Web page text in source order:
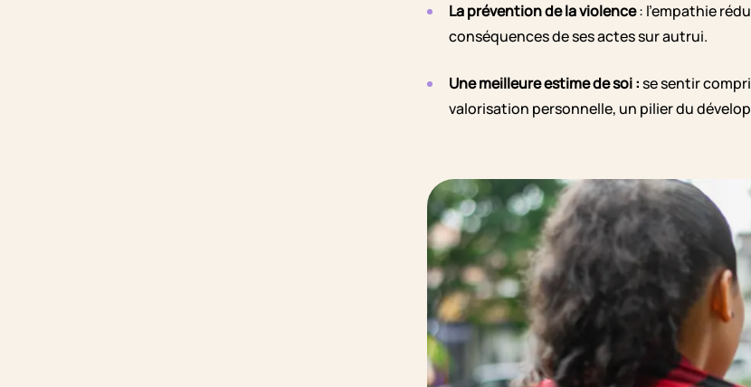
La prévention de la violence: l’empathie
conséquences de ses actes sur autrui.
Une meilleure estime de soi :se sentir
valorisation personnelle, un pilier du